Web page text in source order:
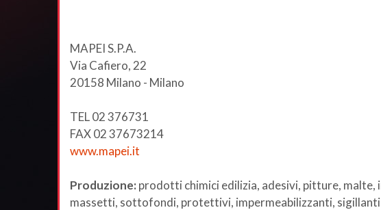
MAPEI S.P.A.
Via Cafiero, 22
20158 Milano - Milano
TEL 02 376731
FAX 02 37673214
www.mapei.it
Produzione: prodotti chimici edilizia, adesivi, pitture,
massetti, sottofondi, protettivi, impermeabilizzanti, sigillanti